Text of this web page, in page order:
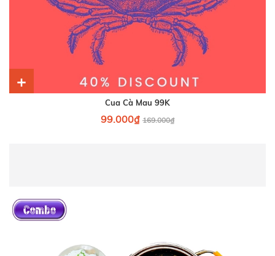
+
Cua Cà Mau 99K
99.000₫ 169.000₫